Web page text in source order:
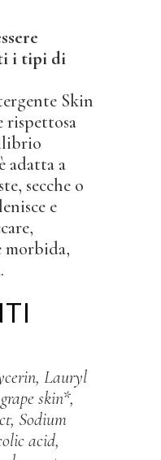
i tipi di
Skin
rispettosa
adatta a
secche o
e
morbida,
Lauryl
skin*,
Sodium
acid,